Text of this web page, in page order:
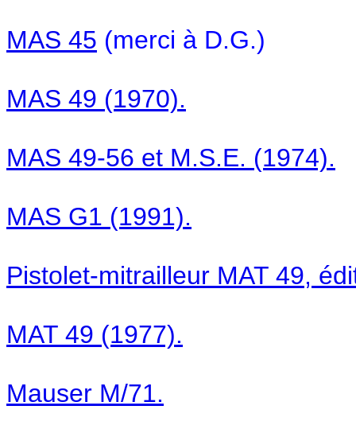
MAS 45 (merci à D.G.)
MAS 49 (1970).
MAS 49-56 et M.S.E. (1974).
MAS G1 (1991).
Pistolet-mitrailleur MAT 49,
MAT 49 (1977).
Mauser M/71.